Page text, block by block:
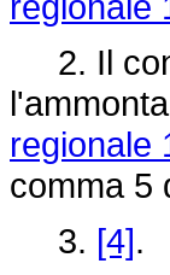
2. Il
regionale
comma 5
3. [4].